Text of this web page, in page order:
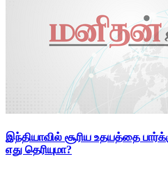
இந்தியாவில் சூரிய உதயத்தை
எது தெரியுமா?